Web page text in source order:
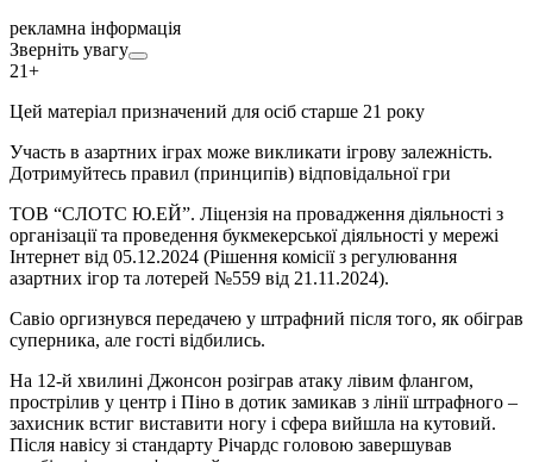
рекламна інформація
Зверніть увагу
21+
Цей матеріал призначений для осіб старше 21 року
Участь в азартних іграх може викликати ігрову залежність.
Дотримуйтесь правил (принципів) відповідальної гри
ТОВ “СЛОТС Ю.ЕЙ”. Ліцензія на провадження діяльності з
організації та проведення букмекерської діяльності у мережі
Інтернет від 05.12.2024 (Рішення комісії з регулювання
азартних ігор та лотерей №559 від 21.11.2024).
Савіо оргизнувся передачею у штрафний після того, як обіграв
суперника, але гості відбились.
На 12-й хвилині Джонсон розіграв атаку лівим флангом,
прострілив у центр і Піно в дотик замикав з лінії штрафного –
захисник встиг виставити ногу і сфера вийшла на кутовий.
Після навісу зі стандарту Річардс головою завершував